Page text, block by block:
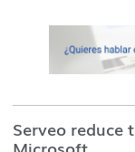
Serveo reduce
Microsoft